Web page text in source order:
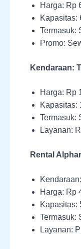
Harga: Rp
Kapasitas:
Termasuk:
Promo:
Kendaraan:
Harga: Rp
Kapasitas:
Termasuk:
Layanan:
Rental
Harga: Rp
Kapasitas:
Termasuk:
Layanan: